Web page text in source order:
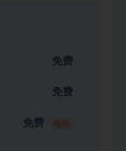
免费
免费
免费